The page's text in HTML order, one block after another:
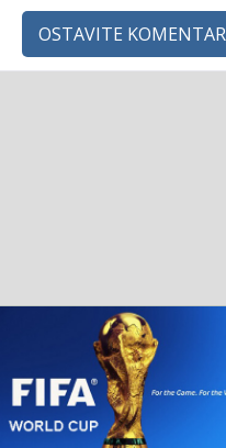
OSTAVITE KOMENTAR